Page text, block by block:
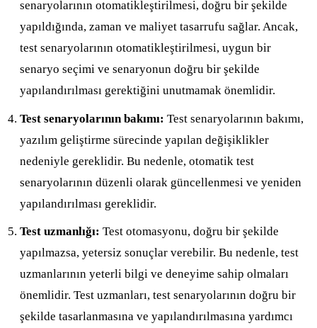
senaryolarının otomatikleştirilmesi, doğru bir şekilde
yapıldığında, zaman ve maliyet tasarrufu sağlar. Ancak,
test senaryolarının otomatikleştirilmesi, uygun bir
senaryo seçimi ve senaryonun doğru bir şekilde
yapılandırılması gerektiğini unutmamak önemlidir.
Test senaryolarının bakımı: Test senaryolarının bakımı,
yazılım geliştirme sürecinde yapılan değişiklikler
nedeniyle gereklidir. Bu nedenle, otomatik test
senaryolarının düzenli olarak güncellenmesi ve yeniden
yapılandırılması gereklidir.
Test uzmanlığı: Test otomasyonu, doğru bir şekilde
yapılmazsa, yetersiz sonuçlar verebilir. Bu nedenle, test
uzmanlarının yeterli bilgi ve deneyime sahip olmaları
önemlidir. Test uzmanları, test senaryolarının doğru bir
şekilde tasarlanmasına ve yapılandırılmasına yardımcı